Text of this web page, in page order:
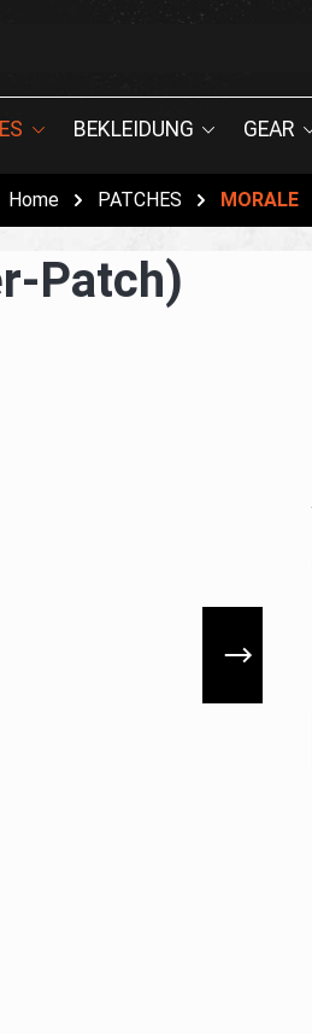
BEKLEIDUNG GEAR
Home PATCHES MORALE
Patch)